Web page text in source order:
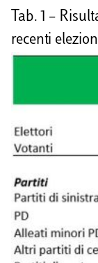
Tab. 1 –
recenti